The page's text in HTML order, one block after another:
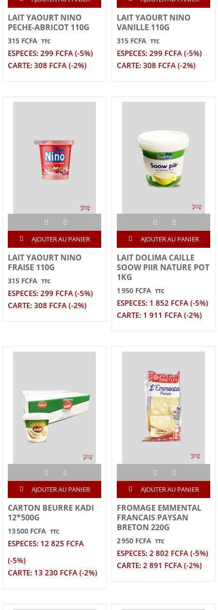
LAIT YAOURT NINO
PECHE-ABRICOT 110G
315 FCFA TTC
ESPECES: 299 FCFA (-5%)
CARTE: 308 FCFA (-2%)
LAIT YAOURT NINO
VANILLE 110G
315 FCFA TTC
ESPECES: 299 FCFA (-5%)
CARTE: 308 FCFA (-2%)
AJOUTER AU PANIER
LAIT YAOURT NINO
FRAISE 110G
315 FCFA TTC
ESPECES: 299 FCFA (-5%)
CARTE: 308 FCFA (-2%)
AJOUTER AU PANIER
LAIT DOLIMA CAILLE
SOOW PIIR NATURE POT
1KG
1 950 FCFA TTC
ESPECES: 1 852 FCFA (-5%)
CARTE: 1 911 FCFA (-2%)
AJOUTER AU PANIER
CARTON BEURRE KADI
12*500G
13 500 FCFA TTC
ESPECES: 12 825 FCFA
(-5%)
CARTE: 13 230 FCFA (-2%)
AJOUTER AU PANIER
FROMAGE EMMENTAL
FRANCAIS PAYSAN
BRETON 220G
2 950 FCFA TTC
ESPECES: 2 802 FCFA (-5%)
CARTE: 2 891 FCFA (-2%)